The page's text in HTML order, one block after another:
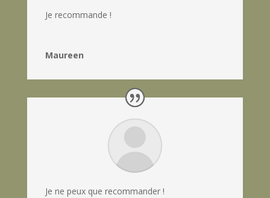
Je recommande !
Maureen
Je ne peux que recommander !